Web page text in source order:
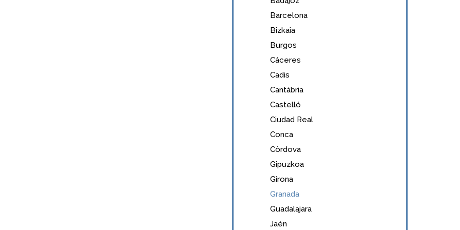
Barcelona
Bizkaia
Burgos
Cáceres
Cadis
Cantàbria
Castelló
Ciudad Real
Conca
Còrdova
Gipuzkoa
Girona
Granada
Guadalajara
Jaén